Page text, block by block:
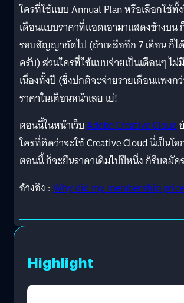
ใครที่ใช้แบบ Annual Plan หรือเลือกใช้ทั้
เดือนแบบราคาที่แอดเอามาแสดงข้างบน
รอบสัญญาถัดไป (ถ้าเหลืออีก 7 เดือน ก็ไ
ครับ) ส่วนใครที่ใช้แบบจ่ายเป็นเดือนๆ ไ
เนื่องทั้งปี (ซึ่งปกติจะจ่ายรายเดือนแพงก
ราคาในเดือนหน้าเลย เย่!
ตอนนี้ในหน้าเว็บAdobe Creative Cloud
ใครที่คิดว่าจะใช้ Creative Cloud นี่เป็นโ
ตอนนี้ ก็จะยืนราคาเดิมไปปีหนึ่ง ก็รีบสมัค
อ้างอิง : Why did my membership
Highlight